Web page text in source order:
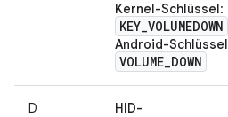
Kernel-Schlüssel:
KEY_VOLUMEDOWN
Android-Schlüssel
VOLUME_DOWN
D
HID-